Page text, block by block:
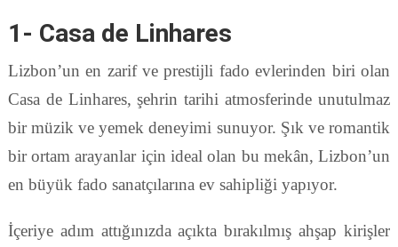
1- Casa de Linhares
Lizbon’un en zarif ve prestijli fado evlerinden biri olan
Casa de Linhares, şehrin tarihi atmosferinde unutulmaz
bir müzik ve yemek deneyimi sunuyor. Şık ve romantik
bir ortam arayanlar için ideal olan bu mekân, Lizbon’un
en büyük fado sanatçılarına ev sahipliği yapıyor.
İçeriye adım attığınızda açıkta bırakılmış ahşap kirişler